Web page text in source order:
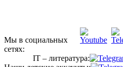
Мы в социальных
сетях:
IT – литература: